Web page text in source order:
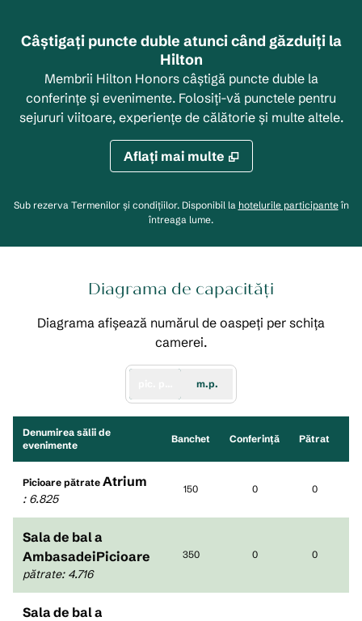
Câștigați puncte duble atunci când găzduiți la
Hilton
Membrii Hilton Honors câștigă puncte duble la
conferințe și evenimente. Folosiți-vă punctele pentru
sejururi viitoare, experiențe de călătorie și multe altele.
Aflaţi mai multe
Sub rezerva Termenilor și condițiilor. Disponibil la hotelurile participante,în
întreaga lume.
Diagrama de capacități
Diagrama afișează numărul de oaspeți per schița
camerei.
m.p.
Denumirea sălii de
evenimente
Banchet Conferință Pătrat
Picioare pătrate Atrium
: 6.825
150 0 0
Sala de bal a
AmbasadeiPicioare
pătrate: 4.716
350 0 0
Sala de bal a